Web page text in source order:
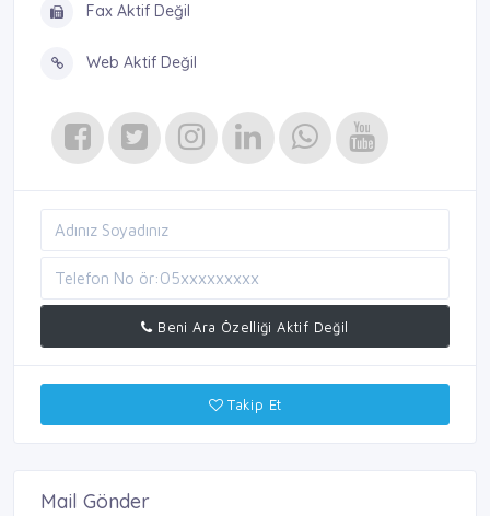
Fax Aktif Değil
Web Aktif Değil
Beni Ara Özelliği Aktif Değil
Takip Et
Mail Gönder